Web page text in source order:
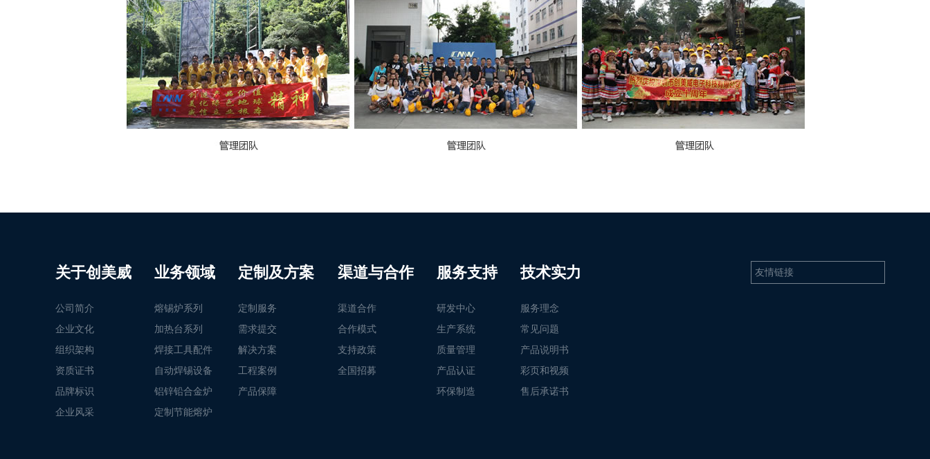
关于创美威
公司简介
企业文化
组织架构
资质证书
品牌标识
企业风采
业务领域
熔锡炉系列
加热台系列
焊接工具配件
自动焊锡设备
铝锌铅合金炉
定制节能熔炉
定制及方案
定制服务
需求提交
解决方案
工程案例
产品保障
渠道与合作
渠道合作
合作模式
支持政策
全国招募
服务支持
研发中心
生产系统
质量管理
产品认证
环保制造
技术实力
服务理念
常见问题
产品说明书
彩页和视频
售后承诺书